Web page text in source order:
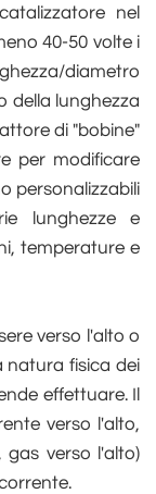
nel
40-50 volte i
diametro
della lunghezza
di "bobine"
per modificare
personalizzabili
lunghezze e
temperature e
verso l'alto o
natura fisica dei
effettuare. Il
verso l'alto,
gas verso l'alto)